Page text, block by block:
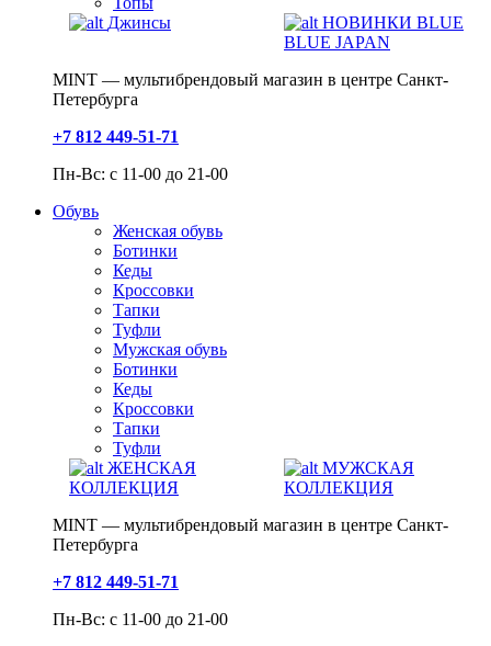
Джинсы
НОВИНКИ BLUE
BLUE JAPAN
MINT — мультибрендовый магазин в центре Санкт-
Петербурга
+7 812 449-51-71
Пн-Вс: с 11-00 до 21-00
Обувь
Женская обувь
Ботинки
Кеды
Кроссовки
Тапки
Туфли
Мужская обувь
Ботинки
Кеды
Кроссовки
Тапки
Туфли
ЖЕНСКАЯ
КОЛЛЕКЦИЯ
МУЖСКАЯ
КОЛЛЕКЦИЯ
MINT — мультибрендовый магазин в центре Санкт-
Петербурга
+7 812 449-51-71
Пн-Вс: с 11-00 до 21-00